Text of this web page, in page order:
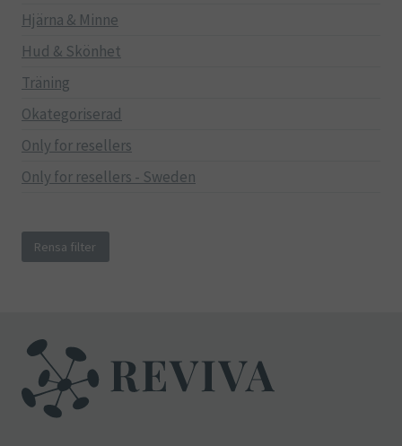
Hjärna & Minne
Hud & Skönhet
Träning
Okategoriserad
Only for resellers
Only for resellers - Sweden
Rensa filter